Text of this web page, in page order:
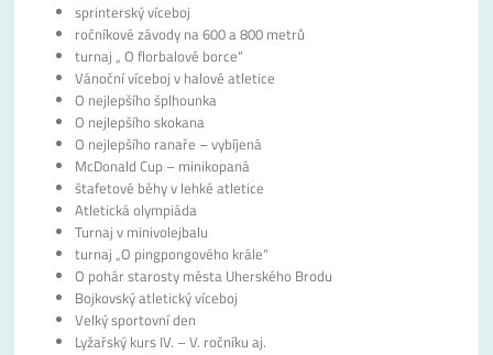
sprinterský víceboj
ročníkové závody na 600 a 800 metrů
turnaj „ O florbalové borce“
Vánoční víceboj v halové atletice
O nejlepšího šplhounka
O nejlepšího skokana
O nejlepšího ranaře – vybíjená
McDonald Cup – minikopaná
štafetové běhy v lehké atletice
Atletická olympiáda
Turnaj v minivolejbalu
turnaj „O pingpongového krále“
O pohár starosty města Uherského Brodu
Bojkovský atletický víceboj
Velký sportovní den
Lyžařský kurs IV. – V. ročníku aj.